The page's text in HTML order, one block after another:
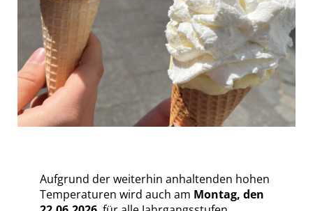
Aufgrund der weiterhin anhaltenden hohen
Temperaturen wird auch am Montag, den